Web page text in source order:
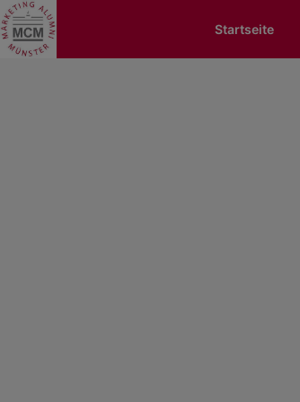
Startseite